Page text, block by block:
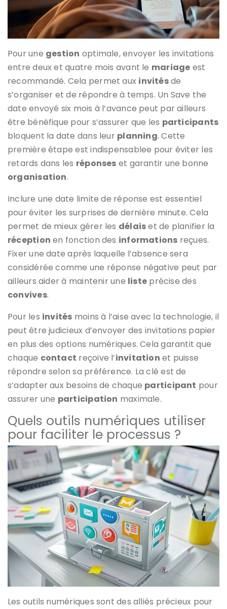
Pour une gestion optimale, envoyer les invitations
entre deux et quatre mois avant le mariage est
recommandé. Cela permet aux invitésde
s’organiser et de répondre à temps. Un Save the
date envoyé six mois à l’avance peut par ailleurs
être bénéfique pour s’assurer que les participants
bloquent la date dans leur planning. Cette
première étape est indispensablee pour éviter les
retards dans les réponses et garantir une bonne
organisation.
Inclure une date limite de réponse est essentiel
pour éviter les surprises de dernière minute. Cela
permet de mieux gérer les délaiset de planifier la
réception en fonction des informations reçues.
Fixer une date après laquelle l’absence sera
considérée comme une réponse négative peut par
ailleurs aider à maintenir une liste précise des
convives.
Pour les invités moins à l’aise avec la technologie, il
peut être judicieux d’envoyer des invitations papier
en plus des options numériques. Cela garantit que
chaque contact reçoive l’invitation et puisse
répondre selon sa préférence. La clé est de
s’adapter aux besoins de chaque participant pour
assurer une participation maximale.
Quels outils numériques utiliser
pour faciliter le processus ?
Les outils numériques sont des alliés précieux pour